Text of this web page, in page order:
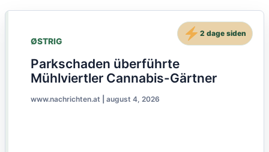
ØSTRIG
Parkschaden überführte
Mühlviertler Cannabis-Gärtner
www.nachrichten.at august 4, 2026
2 dage siden